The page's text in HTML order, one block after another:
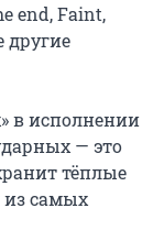
end, Faint,
другие
в исполнении
— это
тёплые
из самых